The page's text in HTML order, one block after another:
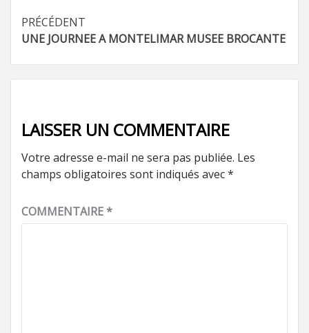
Navigation
d’article
PRÉCÉDENT
UNE JOURNEE A MONTELIMAR MUSEE BROCANTE
LAISSER UN COMMENTAIRE
Votre adresse e-mail ne sera pas publiée. Les
champs obligatoires sont indiqués avec*
COMMENTAIRE*